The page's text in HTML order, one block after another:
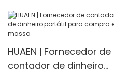
HUAEN | Fornecedor de
contador de dinheiro